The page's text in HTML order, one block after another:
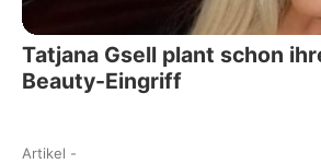
Tatjana Gsell plant schon
Beauty-Eingriff
Artikel -